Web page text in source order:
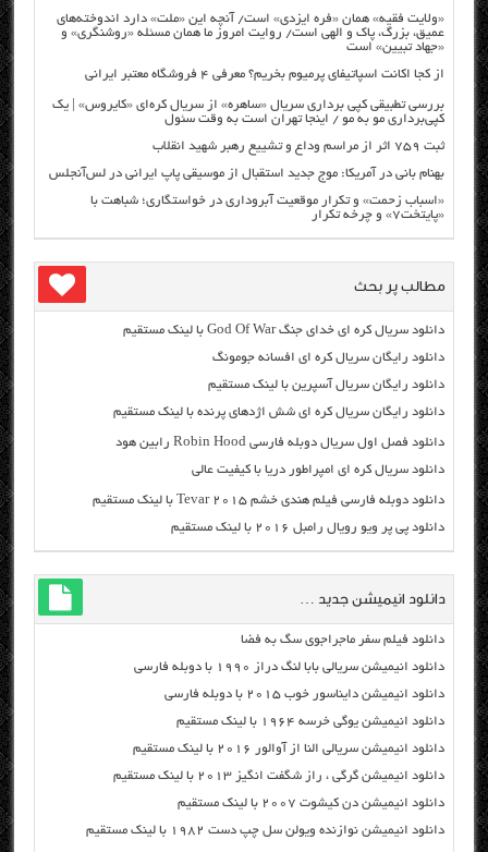
«ولایت فقیه» همان «فره ایزدی» است/ آنچه این «ملت» دارد اندوخته‌های
عمیق، بزرگ، پاک و الهی است/ روایت امروز ما همان مسئله «روشنگری» و
«جهاد تبیین» است
از کجا اکانت اسپاتیفای پرمیوم بخریم؟ معرفی ۴ فروشگاه معتبر ایرانی
بررسی تطبیقی کپی برداری سریال «ساهره» از سریال کره‌ای «کایروس» | یک
کپی‌برداری مو به مو / اینجا تهران است به وقت سئول
ثبت ۷۵۹ اثر از مراسم وداع و تشییع رهبر شهید انقلاب
بهنام بانی در آمریکا: موج جدید استقبال از موسیقی پاپ ایرانی در لس‌آنجلس
«اسباب زحمت» و تکرار موقعیت آبروداری در خواستگاری؛ شباهت با
«پایتخت۷» و چرخه تکرار
مطالب پر بحث
دانلود سریال کره ای خدای جنگ God Of War با لینک مستقیم
دانلود رایگان سریال کره ای افسانه جومونگ
دانلود رایگان سریال آسپرین با لینک مستقیم
دانلود رایگان سریال کره ای شش اژدهای پرنده با لینک مستقیم
دانلود فصل اول سریال دوبله فارسی Robin Hood رابین هود
دانلود سریال کره ای امپراطور دریا با کیفیت عالی
دانلود دوبله فارسی فیلم هندی خشم Tevar ۲۰۱۵ با لینک مستقیم
دانلود پی پر ویو رویال رامبل ۲۰۱۶ با لینک مستقیم
دانلود انیمیشن جدید …
دانلود فیلم سفر ماجراجوی سگ به فضا
دانلود انیمیشن سریالی بابا لنگ دراز ۱۹۹۰ با دوبله فارسی
دانلود انیمیشن دایناسور خوب ۲۰۱۵ با دوبله فارسی
دانلود انیمیشن یوگی خرسه ۱۹۶۴ با لینک مستقیم
دانلود انیمیشن سریالی النا از آوالور ۲۰۱۶ با لینک مستقیم
دانلود انیمیشن گرگی ، راز شگفت انگیز ۲۰۱۳ با لینک مستقیم
دانلود انیمیشن دن کیشوت ۲۰۰۷ با لینک مستقیم
دانلود انیمیشن نوازنده ویولن سل چپ دست ۱۹۸۲ با لینک مستقیم